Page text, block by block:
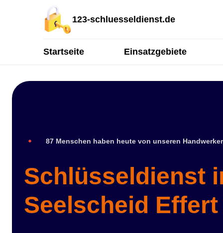
123-schluesseldienst.de
Startseite Einsatzgebiete
87 Menschen haben heute von unseren
Schlüsseldienst
Seelscheid Effert